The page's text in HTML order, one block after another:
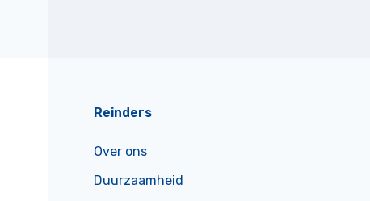
Reinders
Over ons
Duurzaamheid